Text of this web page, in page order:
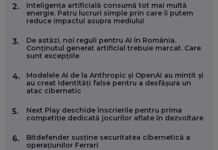
MARIUS PAȘCULEA, COFONDATOR AL KULTH: CUM
FOLOSEȘTI TEHNOLOGIA CA SĂ ÎȚI DESCHIZI DRUMUL
EP. 57
EFICIENT VIAȚA ONLINE. ȘI CARE SUNT PRIMII PAȘI ÎNTR-O
CARIERĂ DE „HACKER CU PERMIS”
EP. 56
DOINA VÎLCEANU, CONTENTSPEED: VREI SUCCES ONLINE?
ÎNVAȚĂ AEO ȘI GEO!
EP. 55
2.
Inteligența artificială consumă tot mai multă
energie. Patru lucruri simple prin care îi putem
reduce impactul asupra mediului
3.
De astăzi, noi reguli pentru AI în România.
Conținutul generat artificial trebuie marcat. Care
sunt excepțiile
4.
Modelele AI de la Anthropic și OpenAI au mințit și
au creat identități false pentru a desfășura un
atac cibernetic
5.
Next Play deschide înscrierile pentru prima
competiție dedicată jocurilor aflate în dezvoltare
6.
Bitdefender susține securitatea cibernetică a
operațiunilor Ferrari